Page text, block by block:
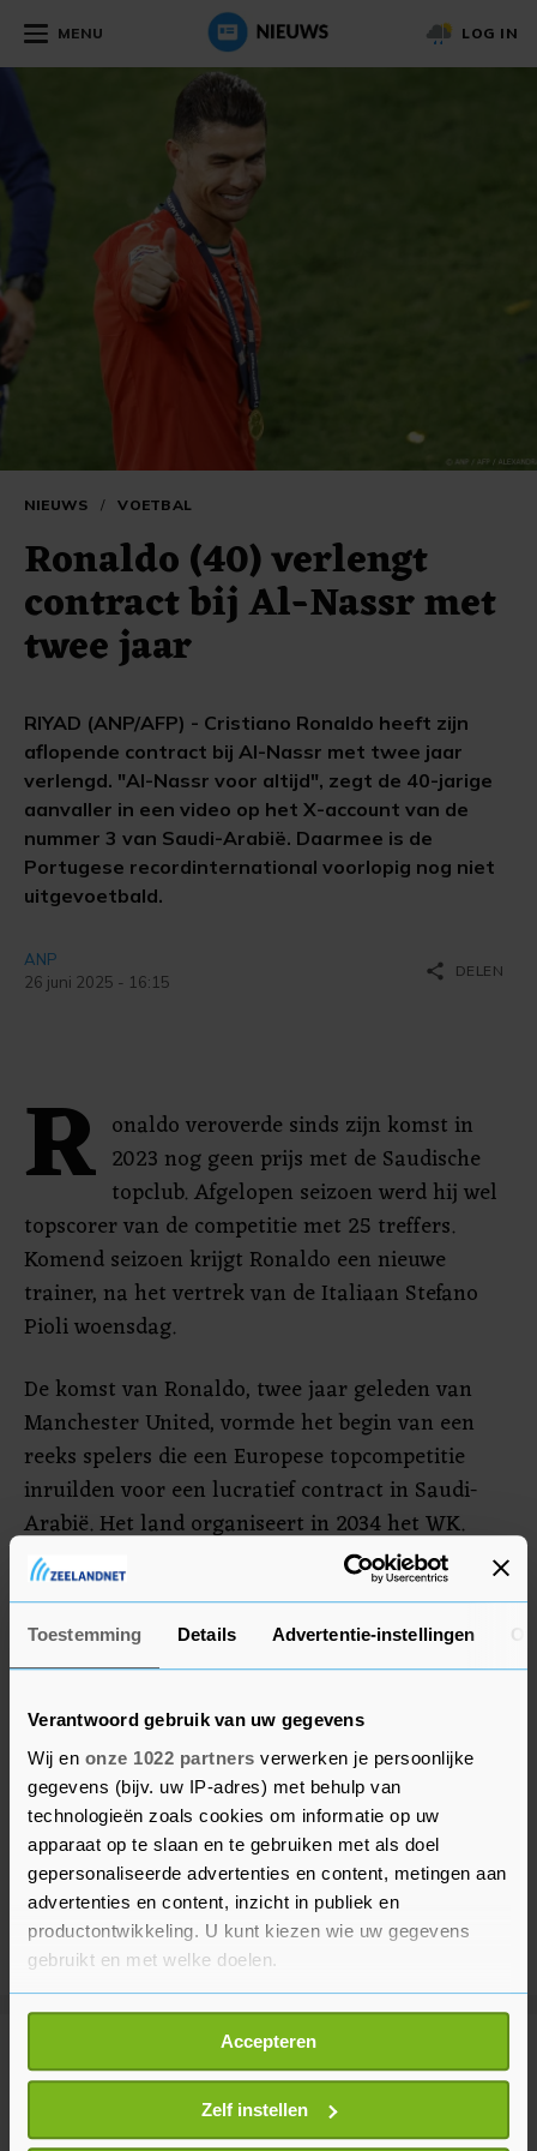
Toestemming Details Advertentie-instellingen
Verantwoord gebruik van uw gegevens
Wij en onze 1022 partners verwerken je persoonlijke
gegevens (bijv. uw IP-adres) met behulp van
technologieën zoals cookies om informatie op uw
apparaat op te slaan en te gebruiken met als doel
gepersonaliseerde advertenties en content, metingen aan
advertenties en content, inzicht in publiek en
productontwikkeling. U kunt kiezen wie uw gegevens
gebruikt en met welke doelen.
Als u het toestaat, willen we ook graag:
Informatie verzamelen over uw geografische
locatie, die tot een paar meter nauwkeurig kan zijn
Uw apparaat identificeren door het actief te
scannen op specifieke eigenschappen (fingerprinting)
Accepteren
Zelf instellen
MENU LOG IN
NIEUWS / VOETBAL
Ronaldo (40) verlengt
contract bij Al-Nassr met
twee jaar
RIYAD (ANP/AFP) - Cristiano Ronaldo heeft zijn
aflopende contract bij Al-Nassr met twee jaar
verlengd. "Al-Nassr voor altijd", zegt de 40-jarige
aanvaller in een video op het X-account van de
nummer 3 van Saudi-Arabië. Daarmee is de
Portugese recordinternational voorlopig nog niet
uitgevoetbald.
ANP
26 juni 2025 - 16:15
share DELEN
R onaldo veroverde sinds zijn komst in
2023 nog geen prijs met de Saudische
topclub. Afgelopen seizoen werd hij wel
topscorer van de competitie met 25 treffers.
Komend seizoen krijgt Ronaldo een nieuwe
trainer, na het vertrek van de Italiaan Stefano
Pioli woensdag.
De komst van Ronaldo, twee jaar geleden van
Manchester United, vormde het begin van een
reeks spelers die een Europese topcompetitie
inruilden voor een lucratief contract in Saudi-
Arabië. Het land organiseert in 2034 het WK.
Meer uit Voetbal
Bosz zag 'slecht' PSV in